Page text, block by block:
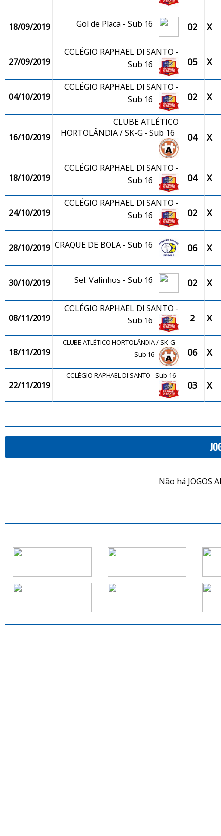
18/09/2019 Gol de Placa - Sub 16 02 X
27/09/2019
COLÉGIO RAPHAEL DI SANTO -
Sub 16
05 X
04/10/2019
COLÉGIO RAPHAEL DI SANTO -
Sub 16
02 X
16/10/2019
CLUBE ATLÉTICO
HORTOLÂNDIA / SK-G - Sub 16
04 X
18/10/2019
COLÉGIO RAPHAEL DI SANTO -
Sub 16
04 X
24/10/2019
COLÉGIO RAPHAEL DI SANTO -
Sub 16
02 X
28/10/2019 CRAQUE DE BOLA - Sub 16 06 X
30/10/2019 Sel. Valinhos - Sub 16 02 X
08/11/2019
COLÉGIO RAPHAEL DI SANTO -
Sub 16
2 X
18/11/2019
CLUBE ATLÉTICO HORTOLÂNDIA / SK-G -
Sub 16
06 X
22/11/2019
COLÉGIO RAPHAEL DI SANTO - Sub 16
03 X
Não há JOGOS